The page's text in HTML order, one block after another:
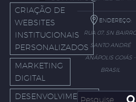
CRIAÇÃO DE
WEBSITES
INSTITUCIONAIS
PERSONALIZADOS
MARKETING
DIGITAL
DESENVOLVIMENTO
ENDEREÇO:
RUA 07, SN
SANTO ANDRÉ
ANÁPOLIS GOIÁS -
BRASIL